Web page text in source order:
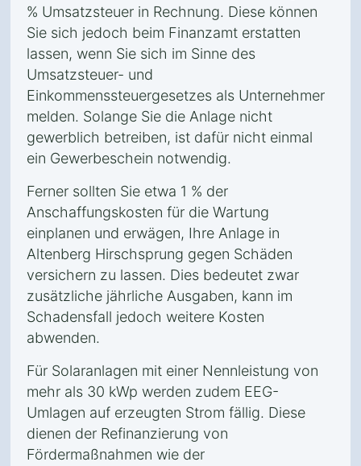
% Umsatzsteuer in Rechnung. Diese können
Sie sich jedoch beim Finanzamt erstatten
lassen, wenn Sie sich im Sinne des
Umsatzsteuer- und
Einkommenssteuergesetzes als Unternehmer
melden. Solange Sie die Anlage nicht
gewerblich betreiben, ist dafür nicht einmal
ein Gewerbeschein notwendig.
Ferner sollten Sie etwa 1 % der
Anschaffungskosten für die Wartung
einplanen und erwägen, Ihre Anlage in
Altenberg Hirschsprung gegen Schäden
versichern zu lassen. Dies bedeutet zwar
zusätzliche jährliche Ausgaben, kann im
Schadensfall jedoch weitere Kosten
abwenden.
Für Solaranlagen mit einer Nennleistung von
mehr als 30 kWp werden zudem EEG-
Umlagen auf erzeugten Strom fällig. Diese
dienen der Refinanzierung von
Fördermaßnahmen wie der